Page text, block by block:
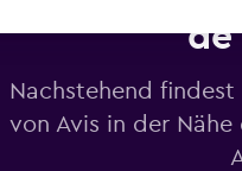
de
Nachstehend
von Avis in der Nähe